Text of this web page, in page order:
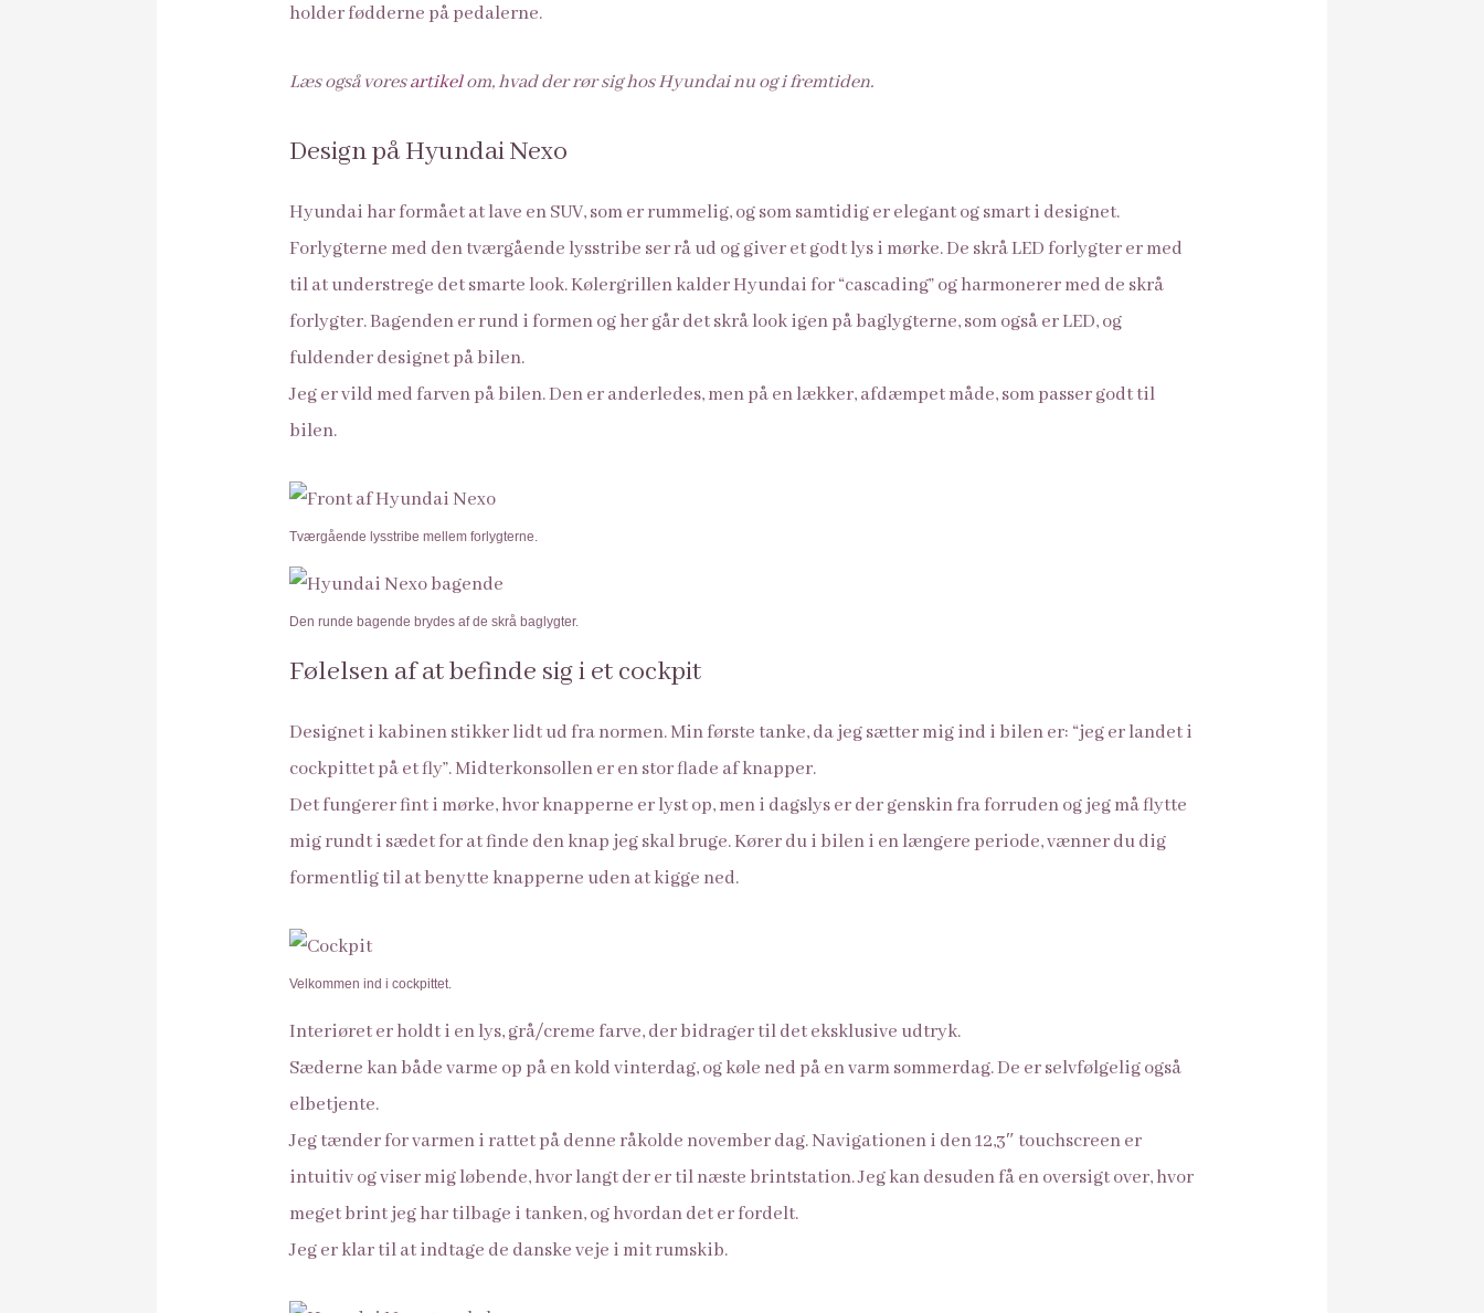
holder fødderne på pedalerne.
Læs også voresartikelom, hvad der rør sig hos Hyundai nu og i fremtiden.
Design på Hyundai Nexo
Hyundai har formået at lave en SUV, som er rummelig, og som samtidig er elegant og smart i designet.
Forlygterne med den tværgående lysstribe ser rå ud og giver et godt lys i mørke. De skrå LED forlygter er med
til at understrege det smarte look. Kølergrillen kalder Hyundai for “cascading” og harmonerer med de skrå
forlygter. Bagenden er rund i formen og her går det skrå look igen på baglygterne, som også er LED, og
fuldender designet på bilen.
Jeg er vild med farven på bilen. Den er anderledes, men på en lækker, afdæmpet måde, som passer godt til
bilen.
Tværgående lysstribe mellem forlygterne.
Den runde bagende brydes af de skrå baglygter.
Følelsen af at befinde sig i et cockpit
Designet i kabinen stikker lidt ud fra normen. Min første tanke, da jeg sætter mig ind i bilen er: “jeg er landet i
cockpittet på et fly”. Midterkonsollen er en stor flade af knapper.
Det fungerer fint i mørke, hvor knapperne er lyst op, men i dagslys er der genskin fra forruden og jeg må flytte
mig rundt i sædet for at finde den knap jeg skal bruge. Kører du i bilen i en længere periode, vænner du dig
formentlig til at benytte knapperne uden at kigge ned.
Velkommen ind i cockpittet.
Interiøret er holdt i en lys, grå/creme farve, der bidrager til det eksklusive udtryk.
Sæderne kan både varme op på en kold vinterdag, og køle ned på en varm sommerdag. De er selvfølgelig også
elbetjente.
Jeg tænder for varmen i rattet på denne råkolde november dag. Navigationen i den 12,3″ touchscreen er
intuitiv og viser mig løbende, hvor langt der er til næste brintstation. Jeg kan desuden få en oversigt over, hvor
meget brint jeg har tilbage i tanken, og hvordan det er fordelt.
Jeg er klar til at indtage de danske veje i mit rumskib.